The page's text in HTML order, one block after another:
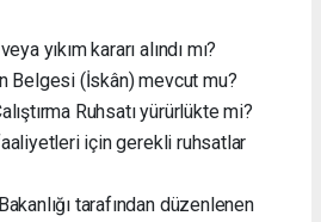
yıkım kararı alındı mı?
Belgesi (İskân) mevcut mu?
Ruhsatı yürürlükte mi?
için gerekli ruhsatlar
tarafından düzenlenen